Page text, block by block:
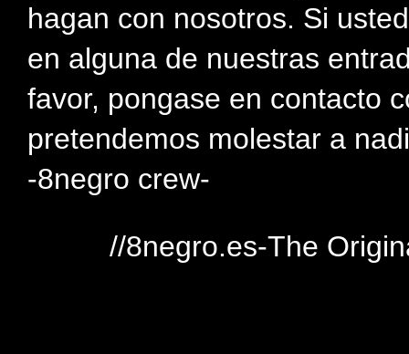
hagan con nosotros. Si
en alguna de nuestras
favor, pongase en contacto
pretendemos molestar a
-8negro crew-
//8negro.es-The